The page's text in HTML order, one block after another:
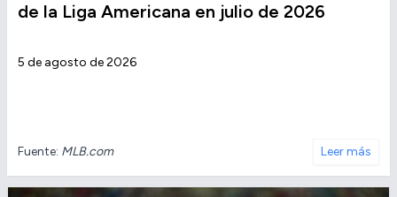
de la Liga Americana en julio de 2026
5 de agosto de 2026
Fuente: MLB.com Leer más